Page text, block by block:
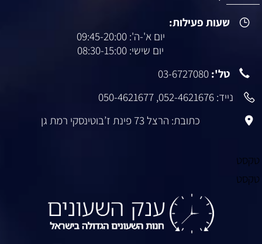
שעות פעילות:
יום א'-ה': 09:45-20:00
יום שישי: 08:30-15:00
טל': 03-6727080
נייד: 052-4621676
,
050-4621677
כתובת: הרצל 73 פינת ז’בוטינסקי רמת גן
טקסט
טקסט